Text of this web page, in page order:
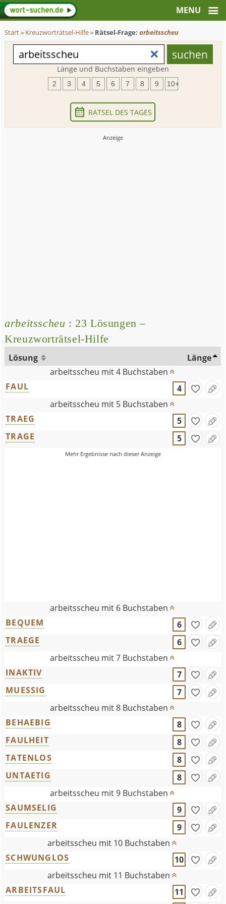
Start» Kreuzworträtsel-Hilfe» Rätsel-Frage:arbeitsscheu
Länge und Buchstaben eingeben
2 3 4 5 6 7 8 9 10+
RÄTSEL DES TAGES
arbeitsscheu : 23 Lösungen –
Kreuzworträtsel-Hilfe
Lösung
Länge
arbeitsscheu mit 4 Buchstaben
FAUL
4
arbeitsscheu mit 5 Buchstaben
TRAEG
5
TRAGE
5
arbeitsscheu mit 6 Buchstaben
BEQUEM
6
TRAEGE
6
arbeitsscheu mit 7 Buchstaben
INAKTIV
7
MUESSIG
7
arbeitsscheu mit 8 Buchstaben
BEHAEBIG
8
FAULHEIT
8
TATENLOS
8
UNTAETIG
8
arbeitsscheu mit 9 Buchstaben
SAUMSELIG
9
FAULENZER
9
arbeitsscheu mit 10 Buchstaben
SCHWUNGLOS
10
arbeitsscheu mit 11 Buchstaben
ARBEITSFAUL
11